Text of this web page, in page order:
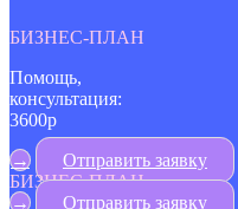
БИЗНЕС-ПЛАН
Помощь,
консультация:
3600р
→
Отправить заявку
БИЗНЕС-ПЛАН
→
Отправить заявку